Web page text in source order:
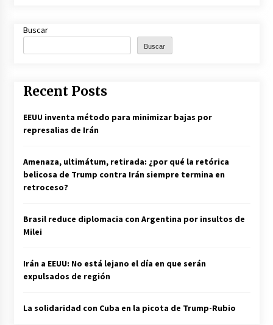
Buscar
Buscar
Recent Posts
EEUU inventa método para minimizar bajas por
represalias de Irán
Amenaza, ultimátum, retirada: ¿por qué la retórica
belicosa de Trump contra Irán siempre termina en
retroceso?
Brasil reduce diplomacia con Argentina por insultos de
Milei
Irán a EEUU: No está lejano el día en que serán
expulsados de región
La solidaridad con Cuba en la picota de Trump-Rubio